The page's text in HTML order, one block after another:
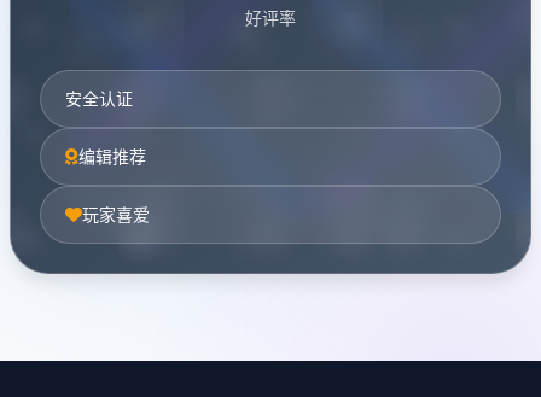
好评率
安全认证
编辑推荐
玩家喜爱